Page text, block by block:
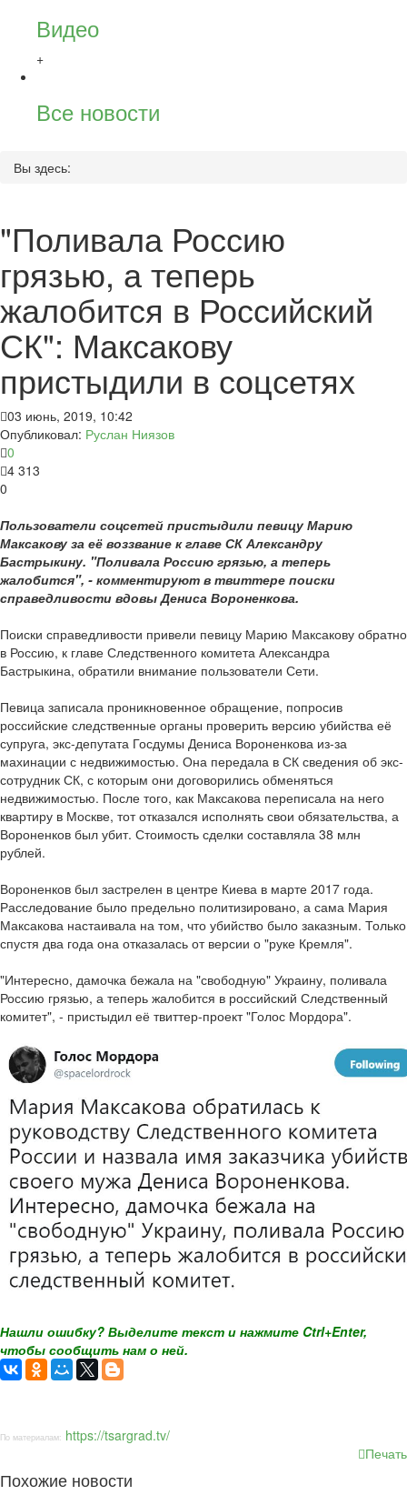
Видео
+
Все новости
Вы здесь:
"Поливала Россию
грязью, а теперь
жалобится в Российский
СК": Максакову
пристыдили в соцсетях
03 июнь, 2019, 10:42
Опубликовал: Руслан Ниязов
0
4 313
0
Пользователи соцсетей пристыдили певицу Марию
Максакову за её воззвание к главе СК Александру
Бастрыкину. "Поливала Россию грязью, а теперь
жалобится", - комментируют в твиттере поиски
справедливости вдовы Дениса Вороненкова.
Поиски справедливости привели певицу Марию Максакову обратно
в Россию, к главе Следственного комитета Александра
Бастрыкина, обратили внимание пользователи Сети.
Певица записала проникновенное обращение, попросив
российские следственные органы проверить версию убийства её
супруга, экс-депутата Госдумы Дениса Вороненкова из-за
махинации с недвижимостью. Она передала в СК сведения об экс-
сотрудник СК, с которым они договорились обменяться
недвижимостью. После того, как Максакова переписала на него
квартиру в Москве, тот отказался исполнять свои обязательства, а
Вороненков был убит. Стоимость сделки составляла 38 млн
рублей.
Вороненков был застрелен в центре Киева в марте 2017 года.
Расследование было предельно политизировано, а сама Мария
Максакова настаивала на том, что убийство было заказным. Только
спустя два года она отказалась от версии о "руке Кремля".
"Интересно, дамочка бежала на "свободную" Украину, поливала
Россию грязью, а теперь жалобится в российский Следственный
комитет", - пристыдил её твиттер-проект "Голос Мордора".
Нашли ошибку? Выделите текст и нажмите Ctrl+Enter,
чтобы сообщить нам о ней.
По материалам: https://tsargrad.tv/
Печать
Похожие новости